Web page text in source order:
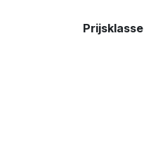
Prijsklasse